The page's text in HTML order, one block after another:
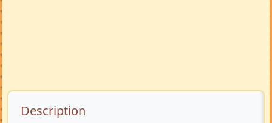
Description de l’annonce
Description